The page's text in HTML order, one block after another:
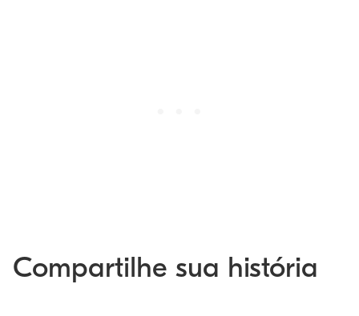
Compartilhe sua história